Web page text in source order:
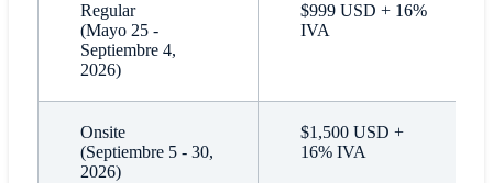
Regular
(Mayo 25 -
Septiembre 4,
2026)
$999 USD + 16%
IVA
Onsite
(Septiembre 5 - 30,
2026)
$1,500 USD +
16% IVA